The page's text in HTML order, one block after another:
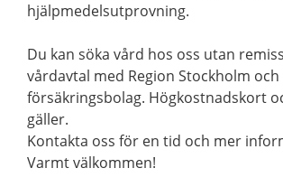
hjälpmedelsutprovning.
Du kan söka vård hos oss utan
vårdavtal med Region Stockholm och
försäkringsbolag. Högkostnadskort
gäller.
Kontakta oss för en tid och mer
Varmt välkommen!